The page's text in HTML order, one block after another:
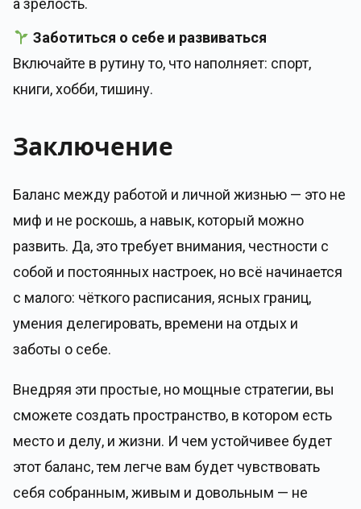
а зрелость.
Заботиться о себе и развиваться
Включайте в рутину то, что наполняет: спорт,
книги, хобби, тишину.
Заключение
Баланс между работой и личной жизнью — это не
миф и не роскошь, а навык, который можно
развить. Да, это требует внимания, честности с
собой и постоянных настроек, но всё начинается
с малого: чёткого расписания, ясных границ,
умения делегировать, времени на отдых и
заботы о себе.
Внедряя эти простые, но мощные стратегии, вы
сможете создать пространство, в котором есть
место и делу, и жизни. И чем устойчивее будет
этот баланс, тем легче вам будет чувствовать
себя собранным, живым и довольным — не